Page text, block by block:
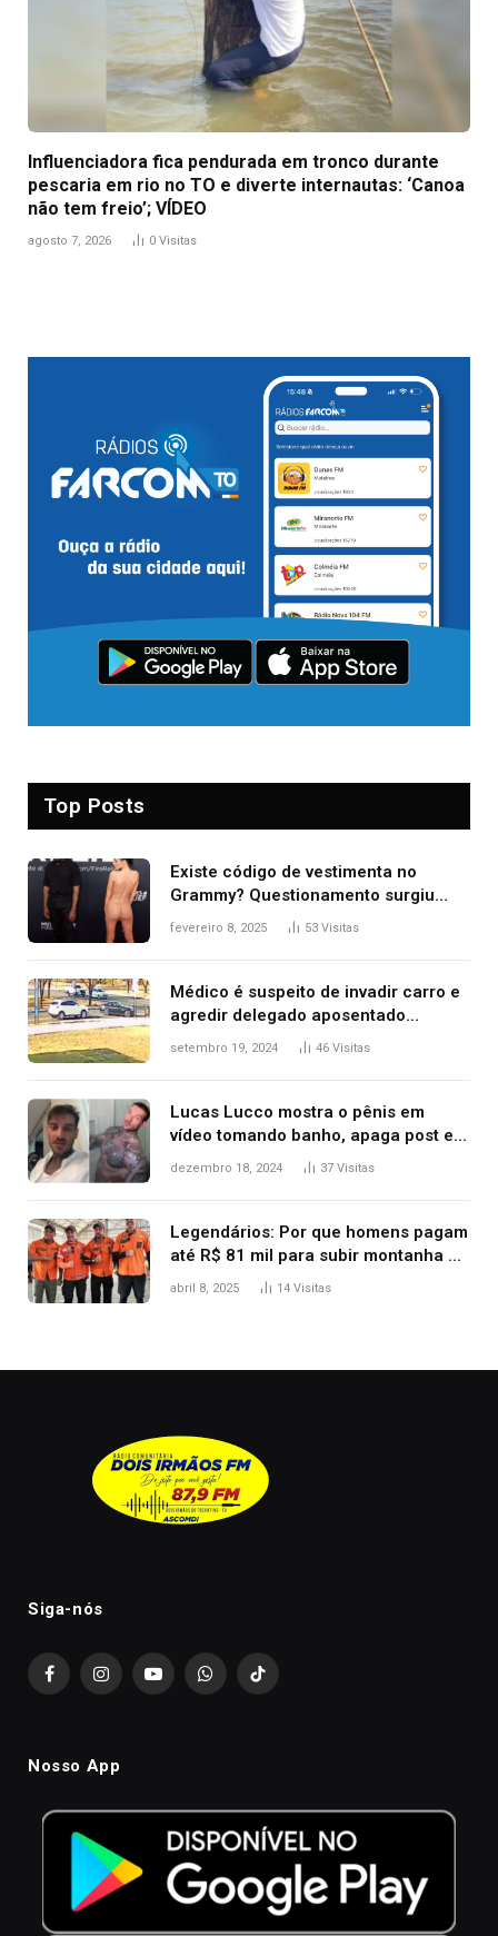
Influenciadora fica pendurada em tronco durante
pescaria em rio no TO e diverte internautas: ‘Canoa
não tem freio’; VÍDEO
agosto 7, 2026 0 Visitas
Top Posts
Existe código de vestimenta no
Grammy? Questionamento surgiu
após Bianca Censori, mulher de
fevereiro 8, 2025 53 Visitas
Médico é suspeito de invadir carro e
agredir delegado aposentado
durante confusão no trânsito
setembro 19, 2024 46 Visitas
Lucas Lucco mostra o pênis em
vídeo tomando banho, apaga post e
diz ‘foi mal’
dezembro 18, 2024 37 Visitas
Legendários: Por que homens pagam
até R$ 81 mil para subir montanha e
melhorar casamento?
abril 8, 2025 14 Visitas
Siga-nós
FacebookInstagramYouTubeWhatsAppTikTok
Nosso App